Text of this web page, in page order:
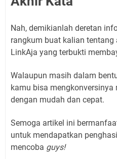
Nah, demikianlah deretan
rangkum buat kalian
LinkAja yang terbukti
Walaupun masih dalam
kamu bisa
dengan mudah dan cepat.
Semoga artikel ini
untuk mendapatkan
mencoba guys!